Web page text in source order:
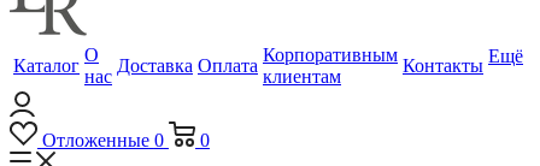
Каталог
О
нас
Доставка Оплата
Корпоративным
клиентам
Контакты Ещё
Отложенные 0 0